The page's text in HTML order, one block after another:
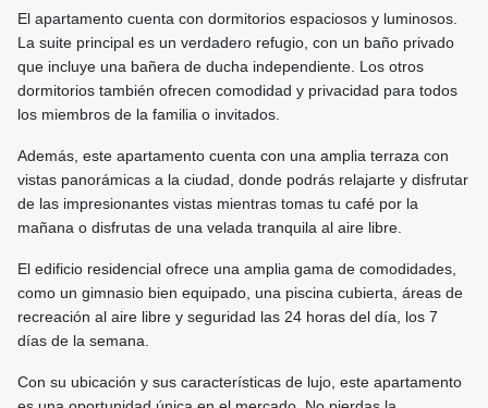
El apartamento cuenta con dormitorios espaciosos y luminosos.
La suite principal es un verdadero refugio, con un baño privado
que incluye una bañera de ducha independiente. Los otros
dormitorios también ofrecen comodidad y privacidad para todos
los miembros de la familia o invitados.
Además, este apartamento cuenta con una amplia terraza con
vistas panorámicas a la ciudad, donde podrás relajarte y disfrutar
de las impresionantes vistas mientras tomas tu café por la
mañana o disfrutas de una velada tranquila al aire libre.
El edificio residencial ofrece una amplia gama de comodidades,
como un gimnasio bien equipado, una piscina cubierta, áreas de
recreación al aire libre y seguridad las 24 horas del día, los 7
días de la semana.
Con su ubicación y sus características de lujo, este apartamento